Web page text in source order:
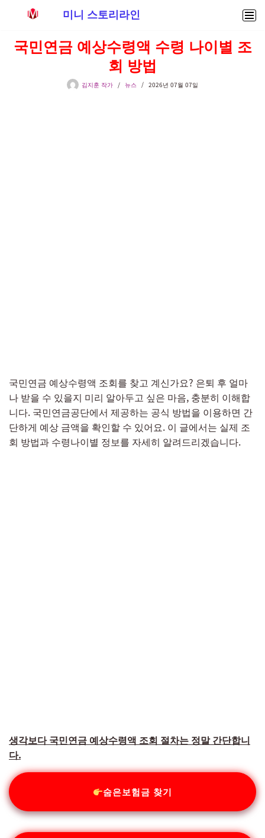
텐
미니 스토리라인
국민연금 예상수령액 수령 나이별 조
회 방법
김지훈 작가 뉴스 2026년 07월 07일
국민연금 예상수령액 조회를 찾고 계신가요? 은퇴 후 얼마
나 받을 수 있을지 미리 알아두고 싶은 마음, 충분히 이해합
니다. 국민연금공단에서 제공하는 공식 방법을 이용하면 간
단하게 예상 금액을 확인할 수 있어요. 이 글에서는 실제 조
회 방법과 수령나이별 정보를 자세히 알려드리겠습니다.
생각보다 국민연금 예상수령액 조회 절차는 정말 간단합니
다.
숨은보험금 찾기